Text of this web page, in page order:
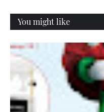
You might like